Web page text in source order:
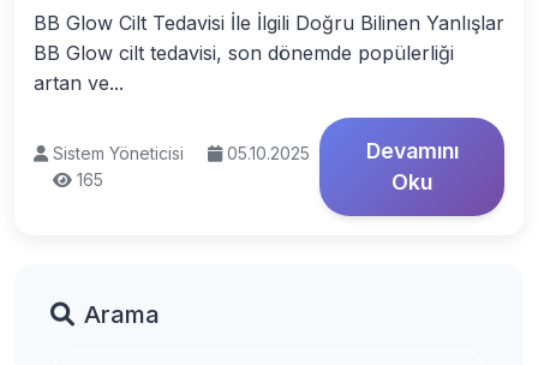
BB Glow Cilt Tedavisi İle İlgili Doğru Bilinen Yanlışlar
BB Glow cilt tedavisi, son dönemde popülerliği
artan ve...
Sistem Yöneticisi
05.10.2025
165
Devamını
Oku
Arama